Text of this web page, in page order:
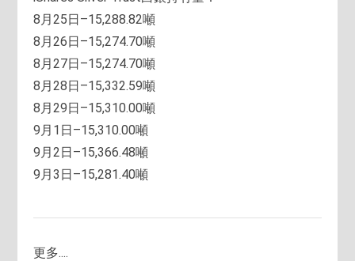
8月25日–15,288.82噸
8月26日–15,274.70噸
8月27日–15,274.70噸
8月28日–15,332.59噸
8月29日–15,310.00噸
9月1日–15,310.00噸
9月2日–15,366.48噸
9月3日–15,281.40噸
更多....